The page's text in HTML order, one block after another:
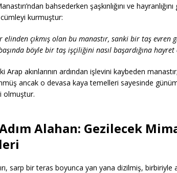
bahsederken şaşkınlığını ve
kurmuştur:
elinden çıkmış olan bu manastır, sanki bir taş evren
böyle bir taş işçiliğini nasıl başardığına
Arap akınlarının ardından işlevini kaybeden
ancak o devasa kaya temelleri sayesinde
olmuştur.
Alahan: Gezilecek
sarp bir teras boyunca yan yana dizilmiş, birbiriyle